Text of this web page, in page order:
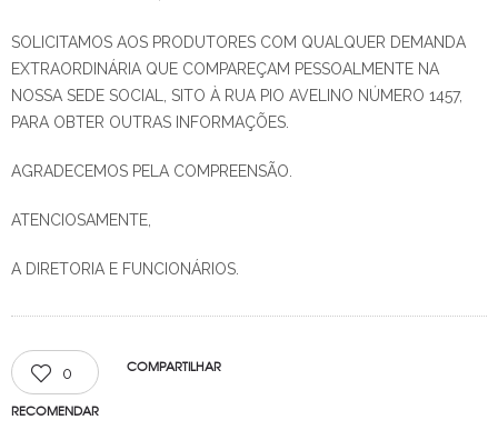
SOLICITAMOS AOS PRODUTORES COM QUALQUER DEMANDA
EXTRAORDINÁRIA QUE COMPAREÇAM PESSOALMENTE NA
NOSSA SEDE SOCIAL, SITO À RUA PIO AVELINO NÚMERO 1457,
PARA OBTER OUTRAS INFORMAÇÕES.
AGRADECEMOS PELA COMPREENSÃO.
ATENCIOSAMENTE,
A DIRETORIA E FUNCIONÁRIOS.
0
RECOMENDAR
COMPARTILHAR